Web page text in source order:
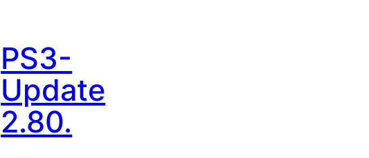
PS3-
Update
2.80.